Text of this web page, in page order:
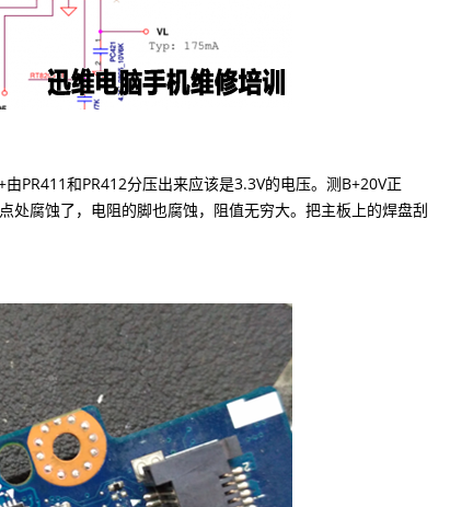
和PR412分压出来应该是3.3V的电压。测B+20V正
处腐蚀了，电阻的脚也腐蚀，阻值无穷大。把主板上的焊盘刮